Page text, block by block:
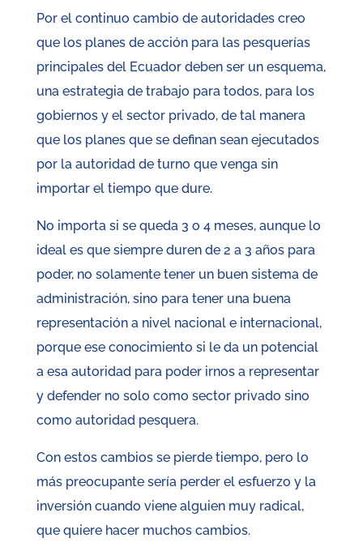
Por el continuo cambio de autoridades creo
que los planes de acción para las pesquerías
principales del Ecuador deben ser un esquema,
una estrategia de trabajo para todos, para los
gobiernos y el sector privado, de tal manera
que los planes que se definan sean ejecutados
por la autoridad de turno que venga sin
importar el tiempo que dure.
No importa si se queda 3 o 4 meses, aunque lo
ideal es que siempre duren de 2 a 3 años para
poder, no solamente tener un buen sistema de
administración, sino para tener una buena
representación a nivel nacional e internacional,
porque ese conocimiento si le da un potencial
a esa autoridad para poder irnos a representar
y defender no solo como sector privado sino
como autoridad pesquera.
Con estos cambios se pierde tiempo, pero lo
más preocupante sería perder el esfuerzo y la
inversión cuando viene alguien muy radical,
que quiere hacer muchos cambios.